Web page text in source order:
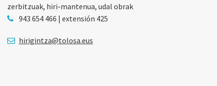
zerbitzuak, hiri-mantenua, udal obrak
943 654 466 | extensión 425
hirigintza@tolosa.eus